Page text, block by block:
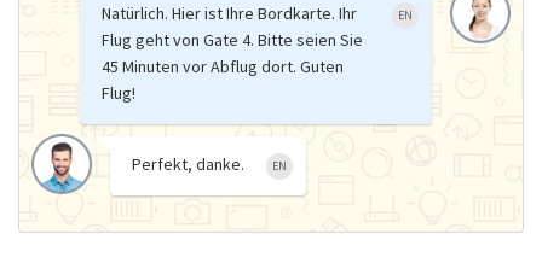
Natürlich. Hier ist Ihre Bordkarte. Ihr
Flug geht von Gate 4. Bitte seien Sie
45 Minuten vor Abflug dort. Guten
Flug!
EN
Perfekt, danke. EN